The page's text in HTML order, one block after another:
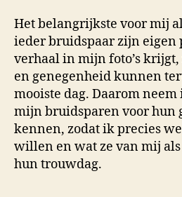
Het belangrijkste voor mij
ieder bruidspaar zijn eigen
verhaal in mijn foto’s
en genegenheid kunnen
mooiste dag. Daarom
mijn bruidsparen voor hun
kennen, zodat ik precies
willen en wat ze van mij
hun trouwdag.